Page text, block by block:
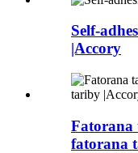
Self-
|Accory
Fatorana
fatorana